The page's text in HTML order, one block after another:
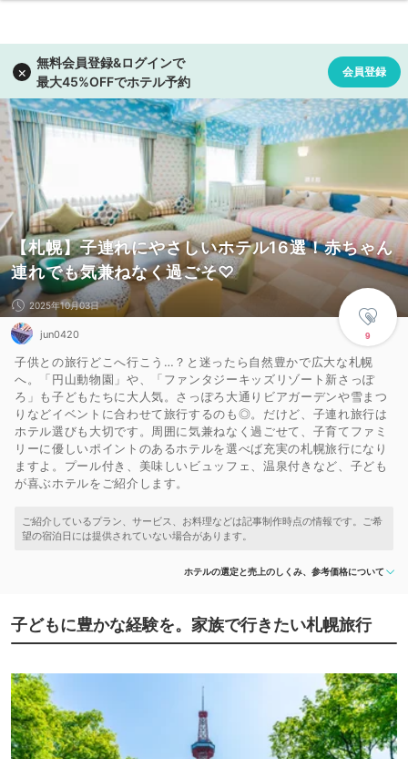
【札幌】子連れにやさしいホテル16選！赤ちゃん
連れでも気兼ねなく過ごそ♡
9
2025年10月03日
jun0420
子供との旅行どこへ行こう…？と迷ったら自然豊かで広大な札幌
へ。「円山動物園」や、「ファンタジーキッズリゾート新さっぽ
ろ」も子どもたちに大人気。さっぽろ大通りビアガーデンや雪まつ
りなどイベントに合わせて旅行するのも◎。だけど、子連れ旅行は
ホテル選びも大切です。周囲に気兼ねなく過ごせて、子育てファミ
リーに優しいポイントのあるホテルを選べば充実の札幌旅行になり
ますよ。プール付き、美味しいビュッフェ、温泉付きなど、子ども
が喜ぶホテルをご紹介します。
ホテルの選定と売上のしくみ、参考価格について
子どもに豊かな経験を。家族で行きたい札幌旅行